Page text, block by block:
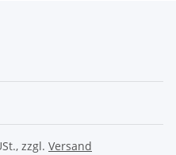
zzgl. Versand